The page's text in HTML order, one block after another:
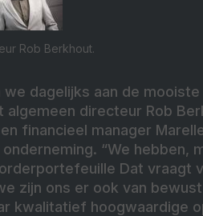
Rob Berkhout.
dagelijks aan de
directeur Rob
financieel manager
“We hebben,
Dat vraagt
zijn ons er ook van
kwalitatief hoogwaardige